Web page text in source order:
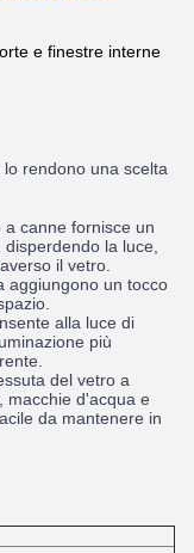
e finestre interne
rendono una scelta
canne fornisce un
la luce,
il vetro.
aggiungono un tocco
alla luce di
più
del vetro a
macchie d'acqua e
da mantenere in